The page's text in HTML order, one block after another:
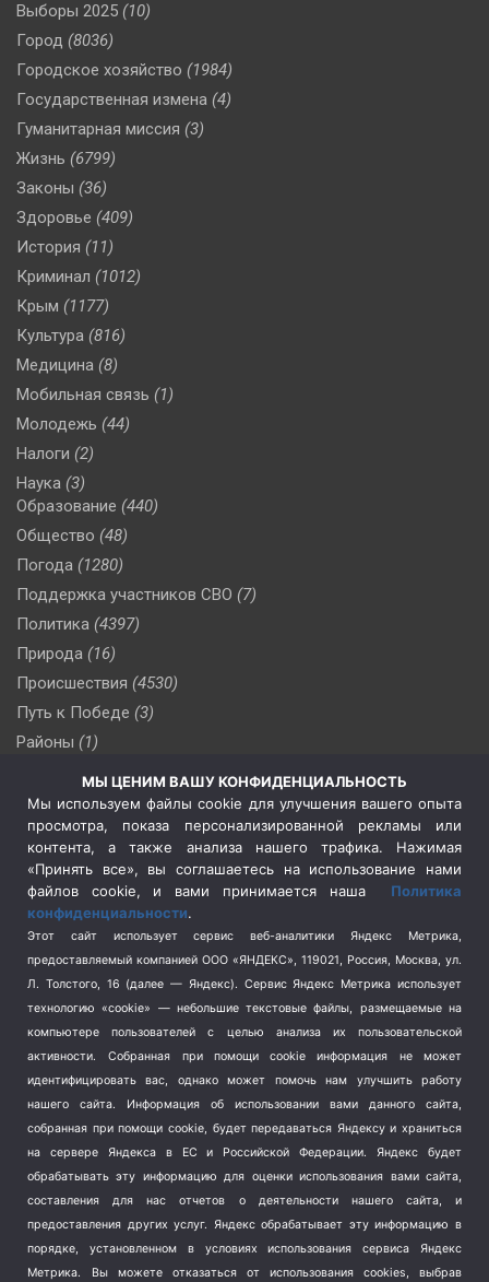
Выборы 2025 (10)
Город (8036)
Городское хозяйство (1984)
Государственная измена (4)
Гуманитарная миссия (3)
Жизнь (6799)
Законы (36)
Здоровье (409)
История (11)
Криминал (1012)
Крым (1177)
Культура (816)
Медицина (8)
Мобильная связь (1)
Молодежь (44)
Налоги (2)
Наука (3)
Образование (440)
Общество (48)
Погода (1280)
Поддержка участников СВО (7)
Политика (4397)
Природа (16)
Происшествия (4530)
Путь к Победе (3)
Районы (1)
(510)
Сельское хозяйство (3)
Социальная политика
(3)
Спецоперация в Украине
Спецоперация на Украине
(404)
Спорт (740)
Терроризм (1)
Транспорт (262)
Туризм (178)
Флот (76)
Школа и спорт (2)
Экология (8)
Экономика (1172)
МЫ ЦЕНИМ ВАШУ КОНФИДЕНЦИАЛЬНОСТЬ
Мы используем файлы cookie для улучшения вашего опыта
просмотра, показа персонализированной рекламы или
контента, а также анализа нашего трафика. Нажимая
«Принять все», вы соглашаетесь на использование нами
файлов cookie, и вами принимается наша Политика
конфиденциальности.
Этот сайт использует сервис веб-аналитики Яндекс Метрика,
предоставляемый компанией ООО «ЯНДЕКС», 119021, Россия, Москва, ул.
Л. Толстого, 16 (далее — Яндекс). Сервис Яндекс Метрика использует
технологию «cookie» — небольшие текстовые файлы, размещаемые на
компьютере пользователей с целью анализа их пользовательской
активности.
Собранная при помощи cookie информация не может
идентифицировать вас, однако может помочь нам улучшить работу
нашего сайта. Информация об использовании вами данного сайта,
собранная при помощи cookie, будет передаваться Яндексу и храниться
на сервере Яндекса в ЕС и Российской Федерации. Яндекс будет
обрабатывать эту информацию для оценки использования вами сайта,
составления для нас отчетов о деятельности нашего сайта, и
предоставления других услуг. Яндекс обрабатывает эту информацию в
порядке, установленном в условиях использования сервиса Яндекс
Метрика.
Вы можете отказаться от использования cookies, выбрав